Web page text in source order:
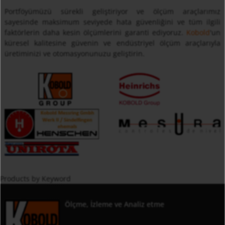
Portföyümüzü sürekli geliştiriyor ve ölçüm araçlarımız
sayesinde maksimum seviyede hata güvenliğini ve tüm ilgili
faktörlerin daha kesin ölçümlerini garanti ediyoruz. Kobold
küresel kalitesine güvenin ve endüstriyel ölçüm araçlarıyla
üretiminizi ve otomasyonunuzu geliştirin.
Products by Keyword
Ölçme, İzleme ve Analiz etme